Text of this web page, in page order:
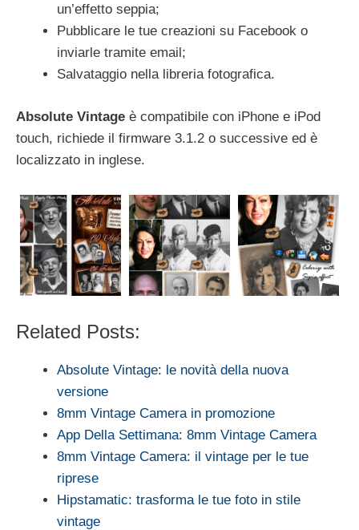
un’effetto seppia;
Pubblicare le tue creazioni su Facebook o
inviarle tramite email;
Salvataggio nella libreria fotografica.
Absolute Vintage è compatibile con iPhone e iPod
touch, richiede il firmware 3.1.2 o successive ed è
localizzato in inglese.
Related Posts:
Absolute Vintage: le novità della nuova
versione
8mm Vintage Camera in promozione
App Della Settimana: 8mm Vintage Camera
8mm Vintage Camera: il vintage per le tue
riprese
Hipstamatic: trasforma le tue foto in stile
vintage